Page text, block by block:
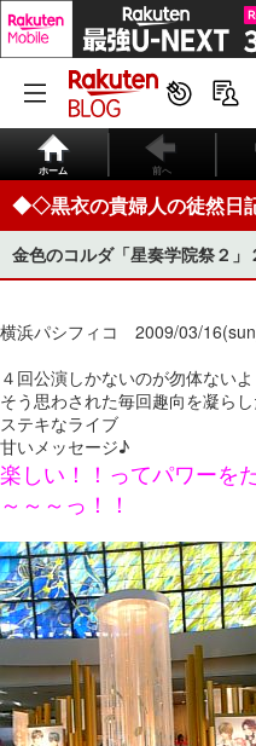
ホーム 前へ
◆◇黒衣の貴婦人の徒然
金色のコルダ「星奏学院祭２」
横浜パシフィコ 2009/03/
４回公演しかないのが勿体ないよ
そう思わされた毎回趣向を凝ら
ステキなライブ
甘いメッセージ♪
楽しい！！ってパワーを
～～～っ！！